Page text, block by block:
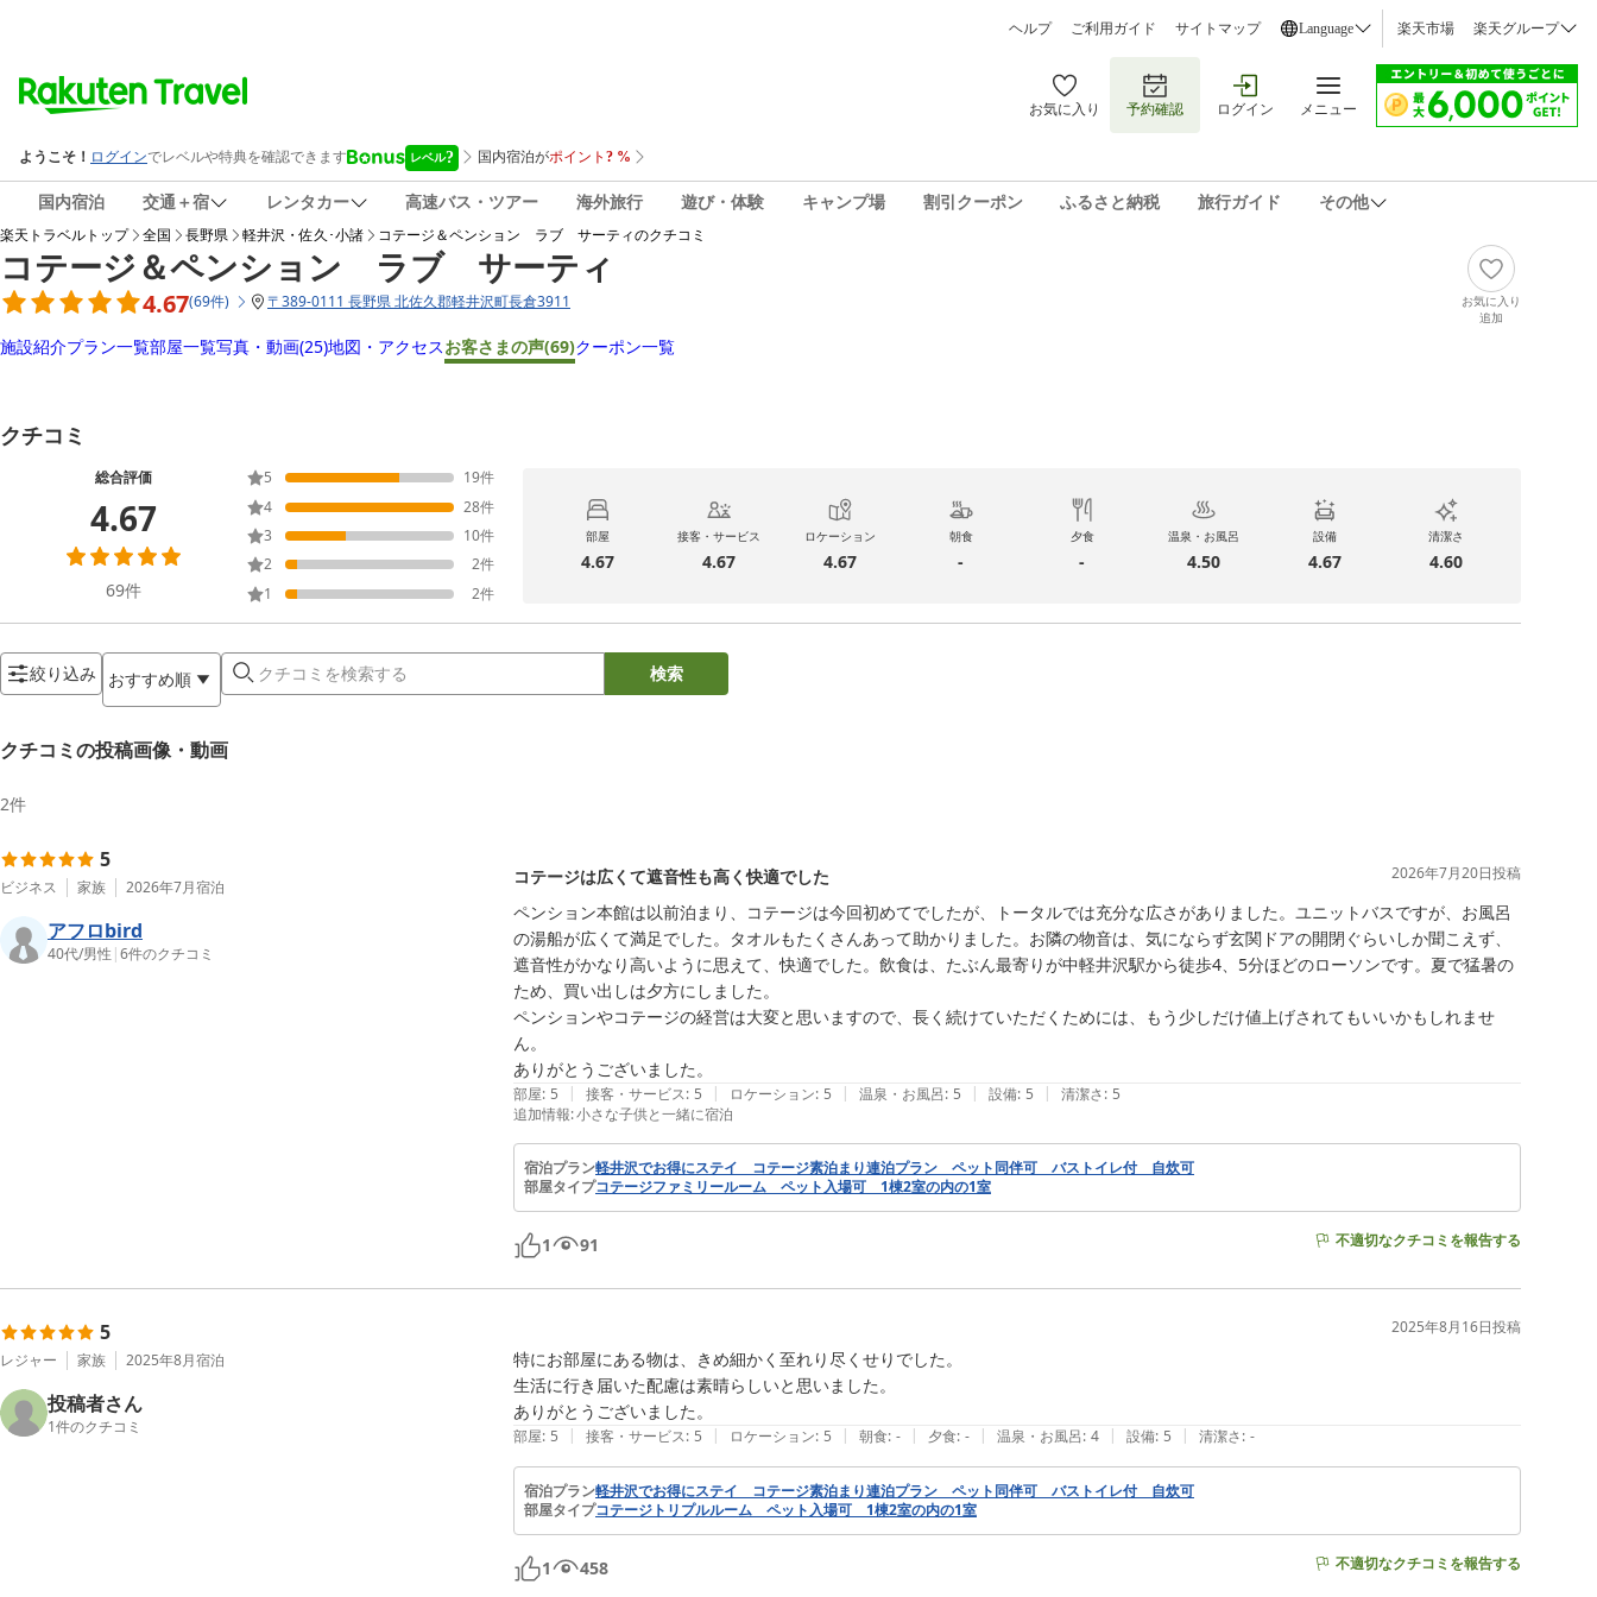
ヘルプ ご利用ガイド サイトマップ Language 楽天市場 楽天グループ
お気に入り 予約確認 ログイン メニュー
国内宿泊 交通＋宿 レンタカー 高速バス・ツアー 海外旅行 遊び・体験 キャンプ場 割引クーポン ふるさと納税 旅行ガイド その他
楽天トラベルトップ 全国 長野県 軽井沢・佐久･小諸 コテージ＆ペンション ラブ サーティのクチコミ
コテージ＆ペンション ラブ サーティ
4.67(69件) 〒389-0111 長野県 北佐久郡軽井沢町長倉3911
お気に入り
追加
施設紹介プラン一覧部屋一覧写真・動画(25)地図・アクセスお客さまの声(69)クーポン一覧
クチコミ
総合評価
4.67
69件
5 19件
4
28件
3
10件
2
2件
1
2件
部屋
4.67
接客・サービス
4.67
ロケーション
4.67
朝食
-
夕食
-
温泉・お風呂
4.50
設備
4.67
清潔さ
4.60
絞り込み おすすめ順 検索
クチコミの投稿画像・動画
2件
5
ビジネス 家族 2026年7月宿泊
アフロbird
40代/男性 |6件のクチコミ
コテージは広くて遮音性も高く快適でした 2026年7月20日投稿
ペンション本館は以前泊まり、コテージは今回初めてでしたが、トータルでは充分な広さがありました。ユニットバスですが、お風呂
の湯船が広くて満足でした。タオルもたくさんあって助かりました。お隣の物音は、気にならず玄関ドアの開閉ぐらいしか聞こえず、
遮音性がかなり高いように思えて、快適でした。飲食は、たぶん最寄りが中軽井沢駅から徒歩4、5分ほどのローソンです。夏で猛暑の
ため、買い出しは夕方にしました。
ペンションやコテージの経営は大変と思いますので、長く続けていただくためには、もう少しだけ値上げされてもいいかもしれませ
ん。
ありがとうございました。
部屋: 5 | 接客・サービス: 5 | ロケーション: 5 | 温泉・お風呂: 5 | 設備: 5 | 清潔さ: 5
追加情報:小さな子供と一緒に宿泊
宿泊プラン軽井沢でお得にステイ コテージ素泊まり連泊プラン ペット同伴可 バストイレ付 自炊可
部屋タイプコテージファミリールーム ペット入場可 1棟2室の内の1室
1 91 不適切なクチコミを報告する
5
レジャー 家族 2025年8月宿泊
投稿者さん
1件のクチコミ
2025年8月16日投稿
特にお部屋にある物は、きめ細かく至れり尽くせりでした。
生活に行き届いた配慮は素晴らしいと思いました。
ありがとうございました。
部屋: 5 | 接客・サービス: 5 | ロケーション: 5 | 朝食: - | 夕食: - | 温泉・お風呂: 4 | 設備: 5 | 清潔さ: -
宿泊プラン軽井沢でお得にステイ コテージ素泊まり連泊プラン ペット同伴可 バストイレ付 自炊可
部屋タイプコテージトリプルルーム ペット入場可 1棟2室の内の1室
1 458 不適切なクチコミを報告する